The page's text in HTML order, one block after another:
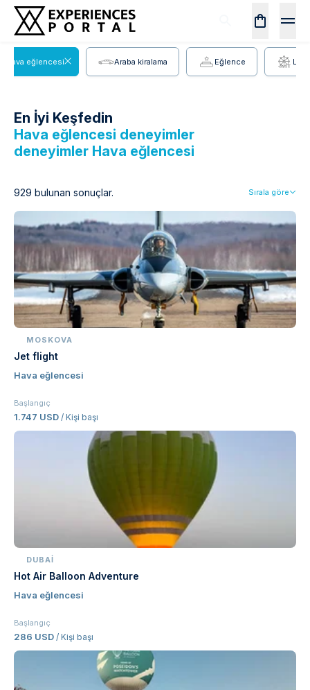
Hava eğlencesi Araba kiralama Eğlence
En İyi Keşfedin
Hava eğlencesi deneyimler
deneyimler Hava eğlencesi
Sırala göre
929 bulunan sonuçlar.
MOSKOVA
Jet flight
Hava eğlencesi
Başlangıç
1.747 USD / Kişi başı
DUBAI
Hot Air Balloon Adventure
Hava eğlencesi
Başlangıç
286 USD / Kişi başı